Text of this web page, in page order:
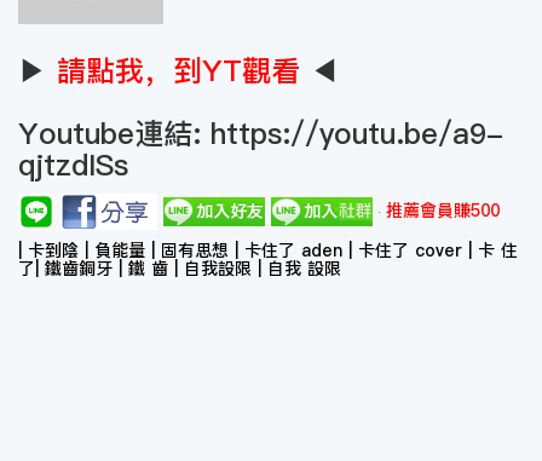
▶ 請點我，到YT觀看 ◀
Youtube連結: https://youtu.be/a9-
qjtzdISs
推薦會員賺500
| 卡到陰 | 負能量 | 固有思想 | 卡住了 aden | 卡住了 cover | 卡 住
了| 鐵齒銅牙 | 鐵 齒 | 自我設限 | 自我 設限